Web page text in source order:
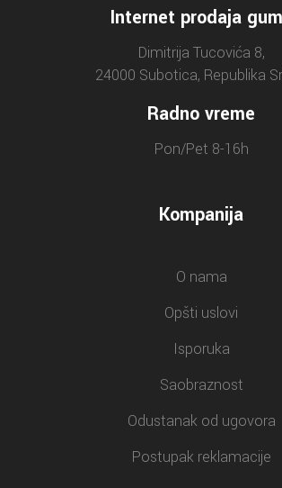
Internet prodaja
Dimitrija Tucovića 8,
24000 Subotica, Republika
Radno vreme
Pon/Pet 8-16h
Kompanija
O nama
Opšti uslovi
Isporuka
Saobraznost
Odustanak od ugovora
Postupak reklamacije